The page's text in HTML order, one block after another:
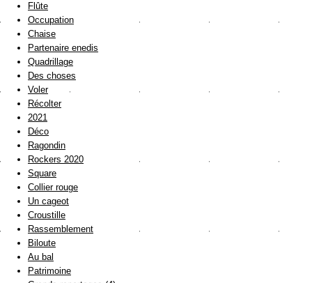
Flûte
Occupation
Chaise
Partenaire enedis
Quadrillage
Des choses
Voler
Récolter
2021
Déco
Ragondin
Rockers 2020
Square
Collier rouge
Un cageot
Croustille
Rassemblement
Biloute
Au bal
Patrimoine